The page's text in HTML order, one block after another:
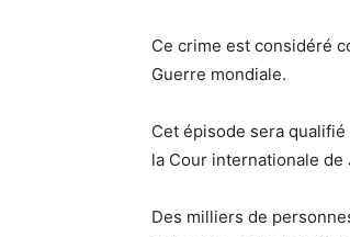
Ce crime est considéré
Guerre mondiale.
Cet épisode sera qualifié
la Cour internationale de
Des milliers de